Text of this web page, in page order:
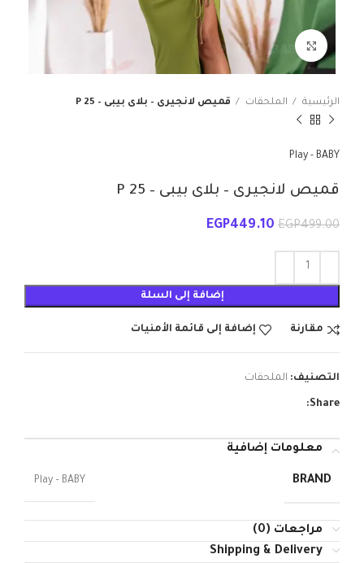
انقر للتكبير
الرئيسية الملحقات قميص لانجيرى – بلاى بيبى – P 25
Play - BABY
قميص لانجيرى – بلاى بيبى – P 25
EGP499.00
EGP449.10
إضافة إلى السلة
مقارنة إضافة إلى قائمة الأمنيات
التصنيف: الملحقات
Share:
معلومات إضافية
BRAND
Play – BABY
مراجعات (0)
Shipping & Delivery